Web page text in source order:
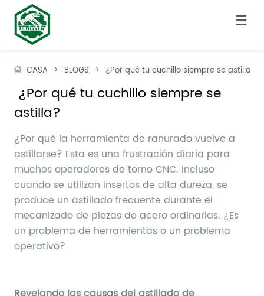
CASA > BLOGS > ¿Por qué tu cuchillo siempre se astilla?
astilla?